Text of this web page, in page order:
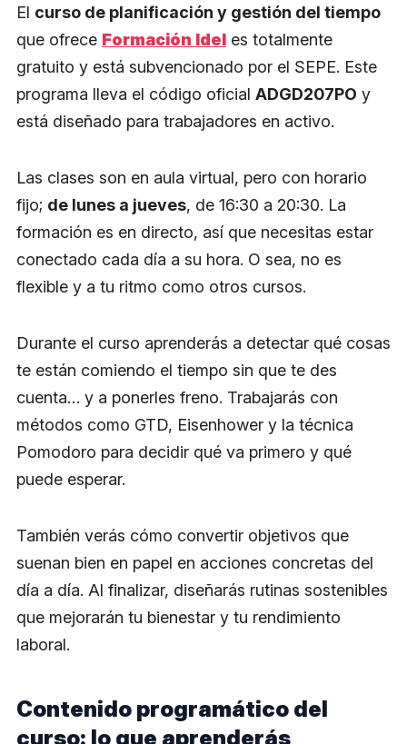
El curso de planificación y gestión del tiempo
que ofrece Formación Idel es totalmente
gratuito y está subvencionado por el SEPE. Este
programa lleva el código oficial ADGD207PO y
está diseñado para trabajadores en activo.
Las clases son en aula virtual, pero con horario
fijo; de lunes a jueves, de 16:30 a 20:30. La
formación es en directo, así que necesitas estar
conectado cada día a su hora. O sea, no es
flexible y a tu ritmo como otros cursos.
Durante el curso aprenderás a detectar qué cosas
te están comiendo el tiempo sin que te des
cuenta… y a ponerles freno. Trabajarás con
métodos como GTD, Eisenhower y la técnica
Pomodoro para decidir qué va primero y qué
puede esperar.
También verás cómo convertir objetivos que
suenan bien en papel en acciones concretas del
día a día. Al finalizar, diseñarás rutinas sostenibles
que mejorarán tu bienestar y tu rendimiento
laboral.
Contenido programático del
curso: lo que aprenderás